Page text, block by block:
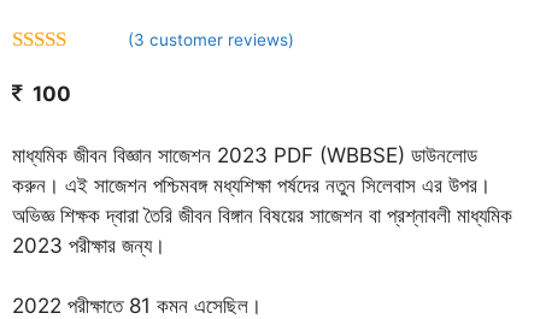
(3 customer reviews)
100
মাধ্যমিক জীবন বিজ্ঞান সাজেশন 2023 PDF (WBBSE) ডাউনলোড
করুন। এই সাজেশন পশ্চিমবঙ্গ মধ্যশিক্ষা পর্ষদের নতুন সিলেবাস এর উপর।
অভিজ্ঞ শিক্ষক দ্বারা তৈরি জীবন বিঙ্গান বিষয়ের সাজেশন বা প্রশ্নাবলী মাধ্যমিক
2023 পরীক্ষার জন্য।
2022 পরীক্ষাতে 81 কমন এসেছিল।